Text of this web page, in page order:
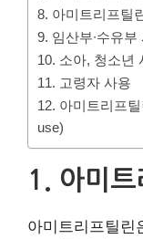
8. 아미트리프틸
9. 임산부∙수유부
10. 소아, 청소년
11. 고령자 사용
12. 아미트리프
use)
1. 아미트
아미트리프틸린